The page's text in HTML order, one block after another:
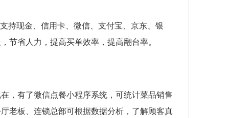
持现金、信用卡、微信、支付宝、京东、银
节省人力，提高买单效率，提高翻台率。
，有了微信点餐小程序系统，可统计菜品销售
老板、连锁总部可根据数据分析，了解顾客真